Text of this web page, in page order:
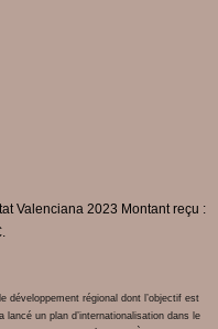
Valenciana 2023 Montant reçu :
développement régional dont l’objectif est
un plan d’internationalisation dans le